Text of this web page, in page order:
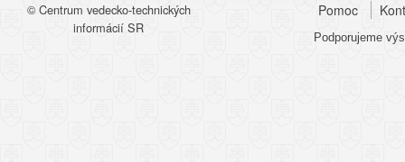
© Centrum vedecko-technických
informácií SR
Pomoc
Podporujeme